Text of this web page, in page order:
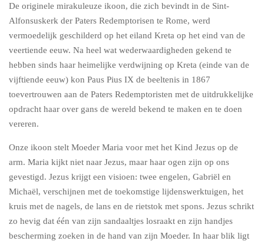
De originele mirakuleuze ikoon, die zich bevindt in de Sint-
Alfonsuskerk der Paters Redemptorisen te Rome, werd
vermoedelijk geschilderd op het eiland Kreta op het eind van de
veertiende eeuw. Na heel wat wederwaardigheden gekend te
hebben sinds haar heimelijke verdwijning op Kreta (einde van de
vijftiende eeuw) kon Paus Pius IX de beeltenis in 1867
toevertrouwen aan de Paters Redemptoristen met de uitdrukkelijke
opdracht haar over gans de wereld bekend te maken en te doen
vereren.
Onze ikoon stelt Moeder Maria voor met het Kind Jezus op de
arm. Maria kijkt niet naar Jezus, maar haar ogen zijn op ons
gevestigd. Jezus krijgt een visioen: twee engelen, Gabriël en
Michaël, verschijnen met de toekomstige lijdenswerktuigen, het
kruis met de nagels, de lans en de rietstok met spons. Jezus schrikt
zo hevig dat één van zijn sandaaltjes losraakt en zijn handjes
bescherming zoeken in de hand van zijn Moeder. In haar blik ligt